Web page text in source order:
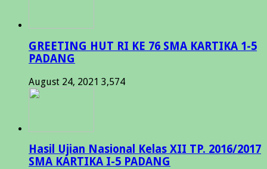
GREETING HUT RI KE 76 SMA KARTIKA 1-5
PADANG
August 24, 2021 3,574
Hasil Ujian Nasional Kelas XII TP. 2016/2017
SMA KARTIKA I-5 PADANG